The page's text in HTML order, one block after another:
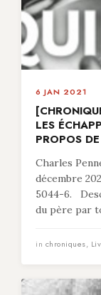
6 JAN 2021
LES
PROPOS
Charles
décembre
5044-6.
du père par
in chroniques,